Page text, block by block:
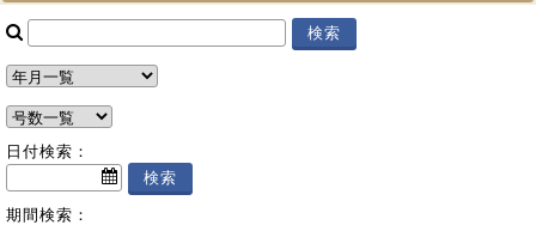
日付検索：
期間検索：